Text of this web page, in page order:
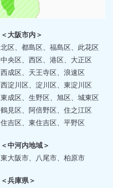
＜大阪市内＞
北区、都島区、福島区、此花区
中央区、西区、港区、大正区
西成区、天王寺区、浪速区
西淀川区、淀川区、東淀川区
東成区、生野区、旭区、城東区
鶴見区、阿倍野区、住之江区
住吉区、東住吉区、平野区
＜中河内地域＞
東大阪市、八尾市、柏原市
＜兵庫県＞